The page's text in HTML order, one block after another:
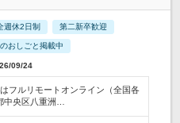
週休2日制 第二新卒歓迎
おしごと掲載中
09/24
フルリモートオンライン（全国各
中央区八重洲…